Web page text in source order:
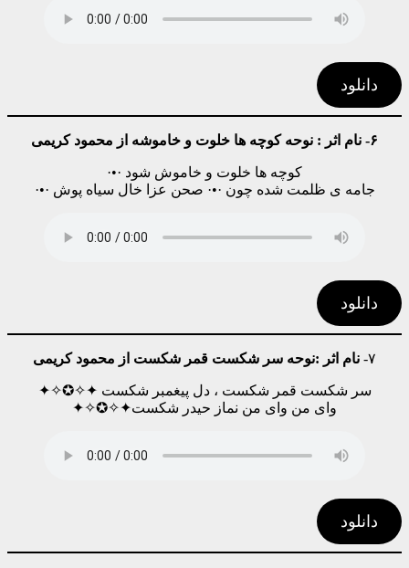
دانلود
۶- نام اثر : نوحه کوچه ها خلوت و خاموشه از محمود کریمی
کوچه ها خلوت و خاموش شود ·•·
جامه ی ظلمت شده چون ·•· صحن عزا خال سیاه پوش ·•·
دانلود
۷- نام اثر :نوحه سر شکست قمر شکست از محمود کریمی
سر شکست قمر شکست ، دل پیغمبر شکست ✦✧✪✧✦
وای من وای من نماز حیدر شکست✦✧✪✧✦
دانلود